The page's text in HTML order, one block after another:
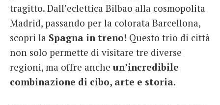
tragitto. Dall’eclettica Bilbao alla cosmopolita
Madrid, passando per la colorata Barcellona,
scopri la Spagna in treno! Questo trio di città
non solo permette di visitare tre diverse
regioni, ma offre anche un’incredibile
combinazione di cibo, arte e storia.